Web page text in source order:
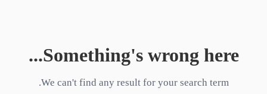
Something's wrong here...
We can't find any result for your search term.